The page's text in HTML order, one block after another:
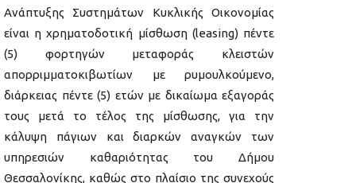
Ανάπτυξης Συστημάτων Κυκλικής Οικονομίας
είναι η χρηματοδοτική μίσθωση (leasing) πέντε
(5) φορτηγών μεταφοράς κλειστών
απορριμματοκιβωτίων με ρυμουλκούμενο,
διάρκειας πέντε (5) ετών με δικαίωμα εξαγοράς
τους μετά το τέλος της μίσθωσης, για την
κάλυψη πάγιων και διαρκών αναγκών των
υπηρεσιών καθαριότητας του Δήμου
Θεσσαλονίκης, καθώς στο πλαίσιο της συνεχούς